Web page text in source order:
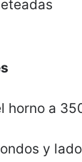
horno a
y